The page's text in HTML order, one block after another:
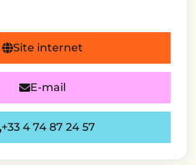
Site internet
E-mail
+33 4 74 87 24 57